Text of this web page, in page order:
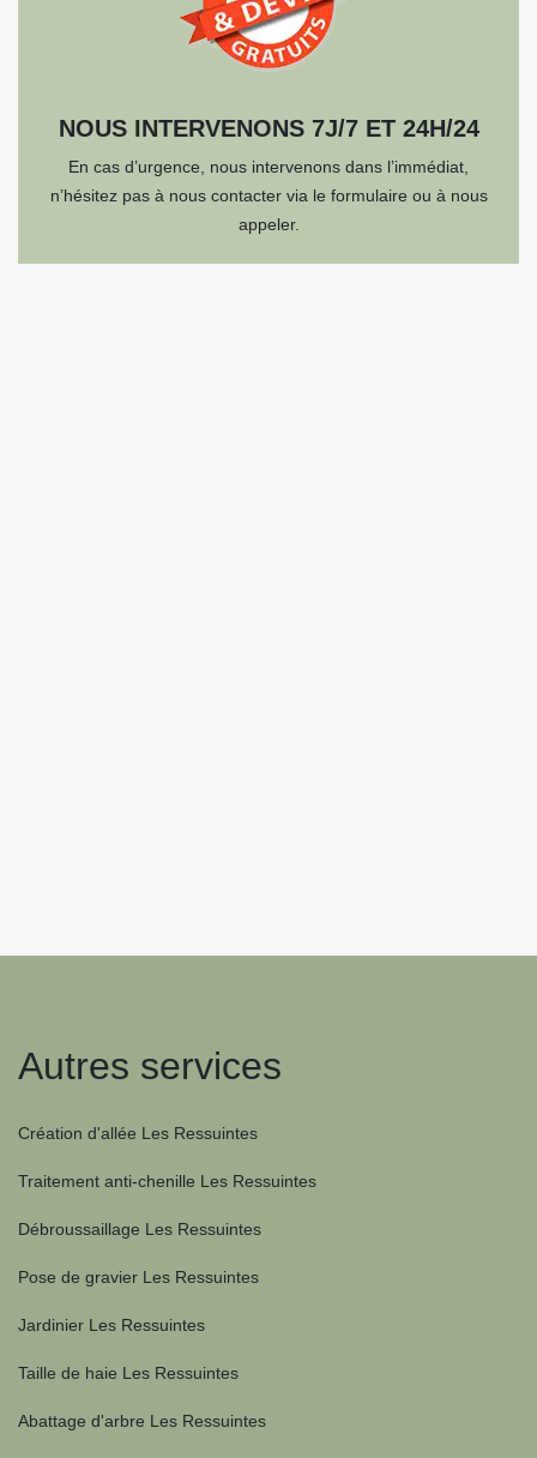
NOUS INTERVENONS 7J/7 ET 24H/24
En cas d’urgence, nous intervenons dans l’immédiat,
n’hésitez pas à nous contacter via le formulaire ou à nous
appeler.
Autres services
Création d'allée Les Ressuintes
Traitement anti-chenille Les Ressuintes
Débroussaillage Les Ressuintes
Pose de gravier Les Ressuintes
Jardinier Les Ressuintes
Taille de haie Les Ressuintes
Abattage d'arbre Les Ressuintes